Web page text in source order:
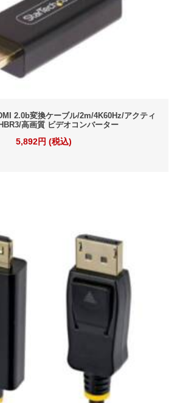
2.0b変換ケーブル/2m/4K60Hz/アクティ
高画質 ビデオコンバーター
5,892円 (税込)